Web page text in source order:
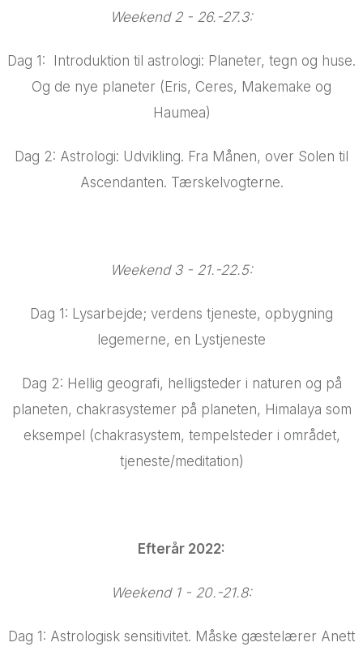
Weekend 2 - 26.-27.3:
Dag 1: Introduktion til astrologi: Planeter, tegn og huse.
Og de nye planeter (Eris, Ceres, Makemake og
Haumea)
Dag 2: Astrologi: Udvikling. Fra Månen, over Solen til
Ascendanten. Tærskelvogterne.
Weekend 3 - 21.-22.5:
Dag 1: Lysarbejde; verdens tjeneste, opbygning
legemerne, en Lystjeneste
Dag 2: Hellig geografi, helligsteder i naturen og på
planeten, chakrasystemer på planeten, Himalaya som
eksempel (chakrasystem, tempelsteder i området,
tjeneste/meditation)
Efterår 2022:
Weekend 1 - 20.-21.8:
Dag 1: Astrologisk sensitivitet. Måske gæstelærer Anett